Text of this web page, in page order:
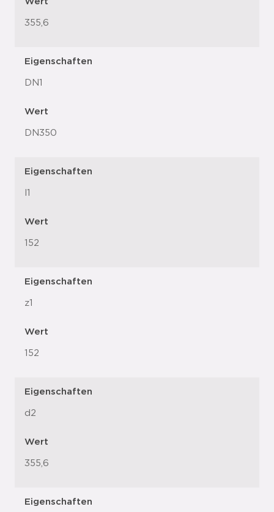
355,6
Eigenschaften
DN1
Wert
DN350
Eigenschaften
l1
Wert
152
Eigenschaften
z1
Wert
152
Eigenschaften
d2
Wert
355,6
Eigenschaften